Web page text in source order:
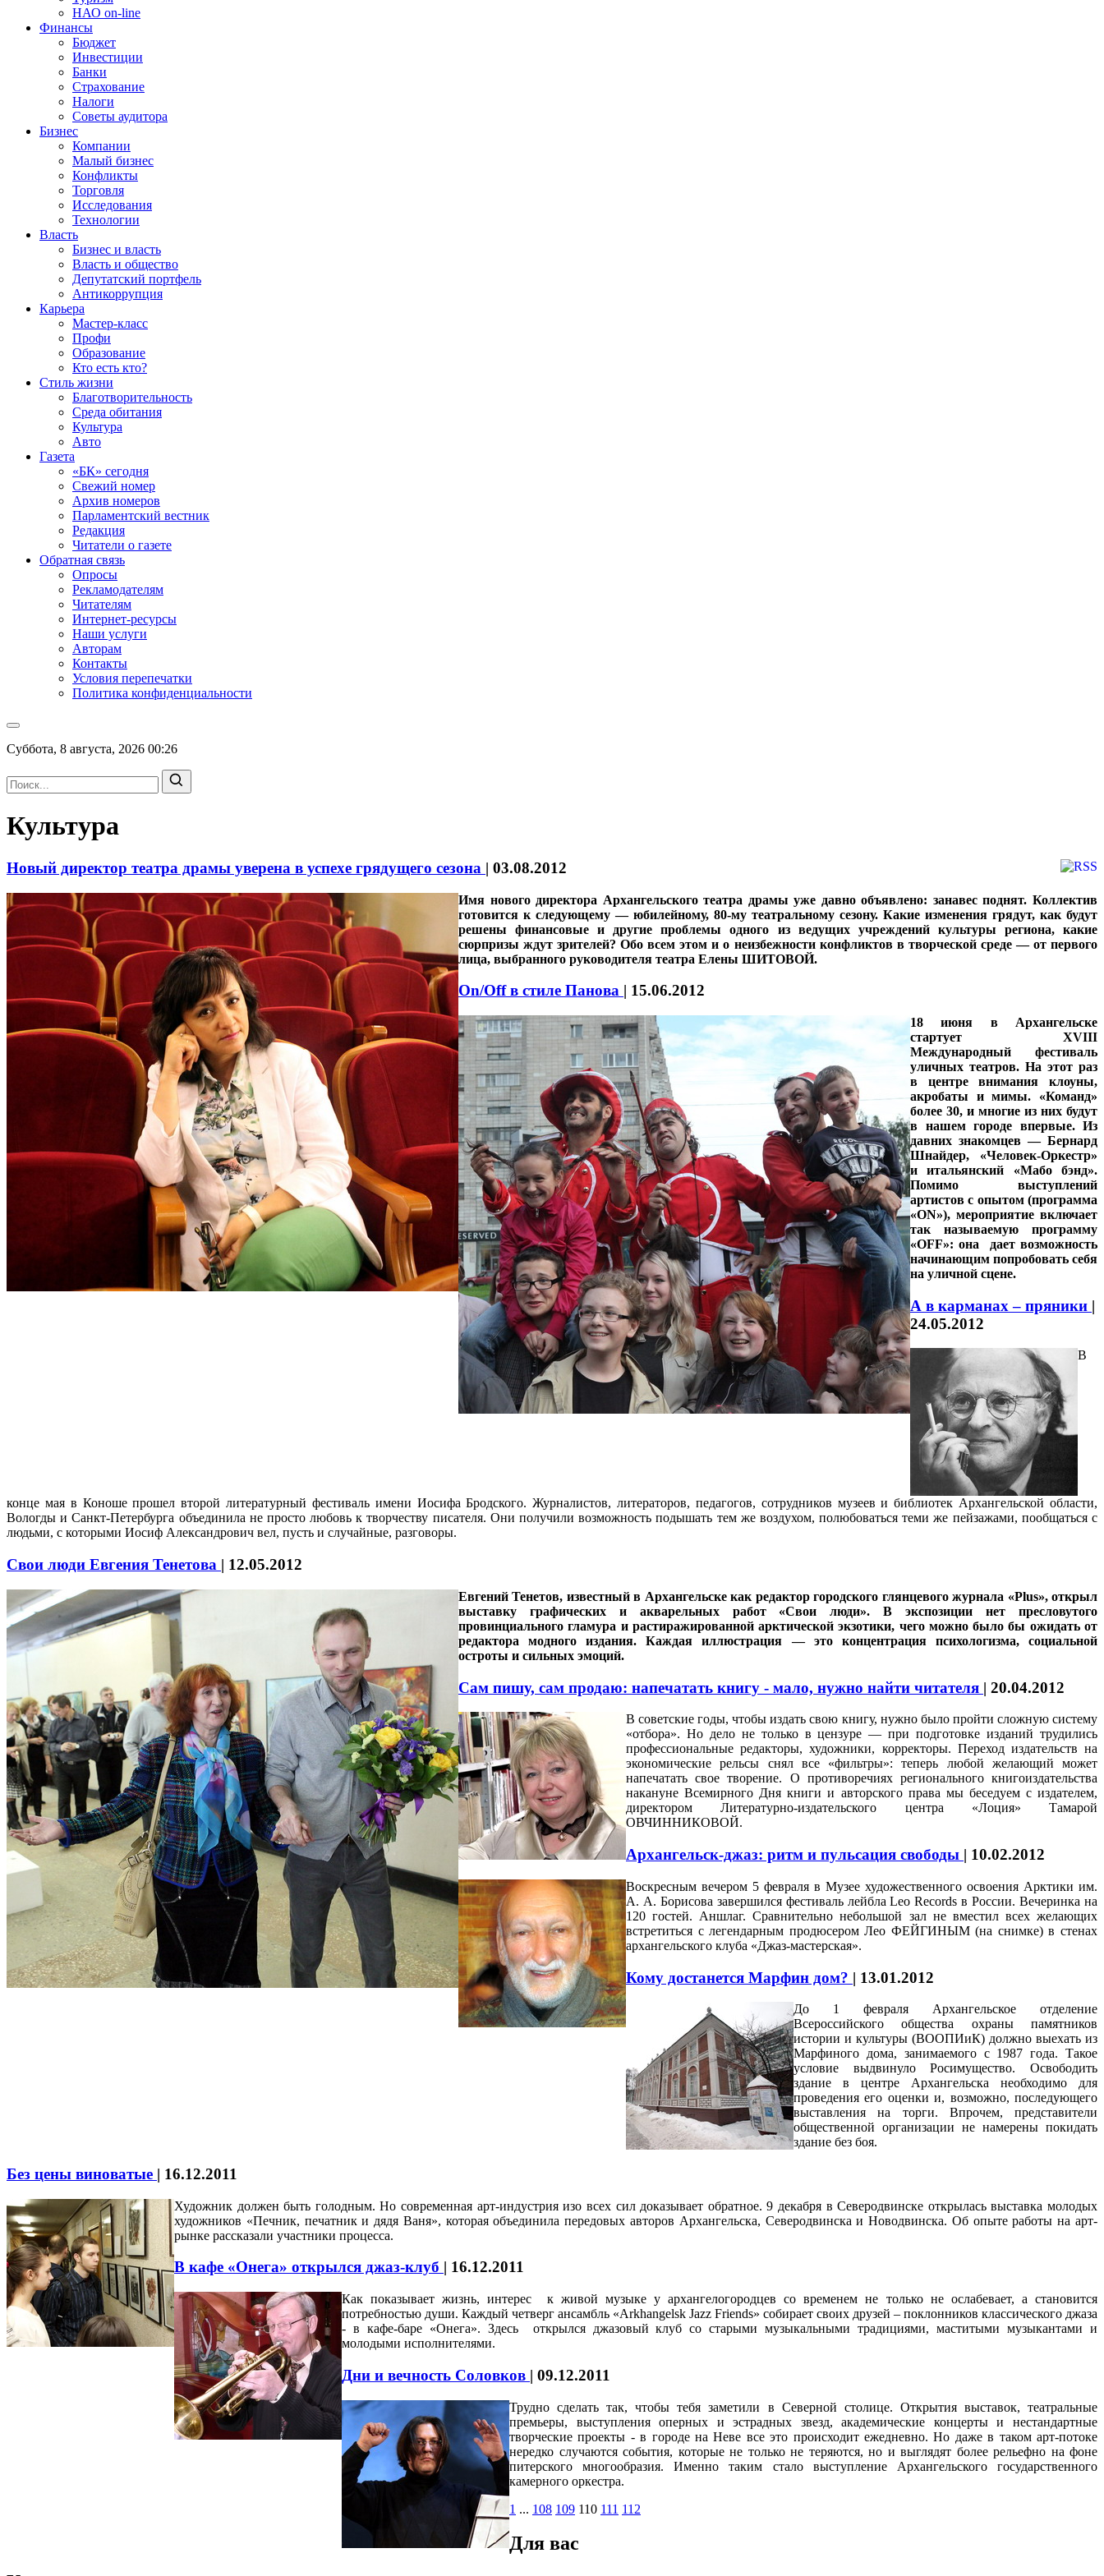
НАО on-line
Финансы
Бюджет
Инвестиции
Банки
Страхование
Налоги
Советы аудитора
Бизнес
Компании
Малый бизнес
Конфликты
Торговля
Исследования
Технологии
Власть
Бизнес и власть
Власть и общество
Депутатский портфель
Антикоррупция
Карьера
Мастер-класс
Профи
Образование
Кто есть кто?
Стиль жизни
Благотворительность
Среда обитания
Культура
Авто
Газета
«БК» сегодня
Свежий номер
Архив номеров
Парламентский вестник
Редакция
Читатели о газете
Обратная связь
Опросы
Рекламодателям
Читателям
Интернет-ресурсы
Наши услуги
Авторам
Контакты
Условия перепечатки
Политика конфиденциальности
Суббота, 8 августа, 2026 00:26
Культура
Новый директор театра драмы уверена в успехе грядущего сезона | 03.08.2012
Имя нового директора Архангельского театра драмы уже давно объявлено: занавес поднят. Коллектив
готовится к следующему — юбилейному, 80-му театральному сезону. Какие изменения грядут, как будут
решены финансовые и другие проблемы одного из ведущих учреждений культуры региона, какие
сюрпризы ждут зрителей? Обо всем этом и о неизбежности конфликтов в творческой среде — от первого
лица, выбранного руководителя театра Елены ШИТОВОЙ.
On/Off в стиле Панова | 15.06.2012
18 июня в Архангельске
стартует XVIII
Международный фестиваль
уличных театров. На этот раз
в центре внимания клоуны,
акробаты и мимы. «Команд»
более 30, и многие из них будут
в нашем городе впервые. Из
давних знакомцев — Бернард
Шнайдер, «Человек-Оркестр»
и итальянский «Мабо бэнд».
Помимо выступлений
артистов с опытом (программа
«ON»), мероприятие включает
так называемую программу
«OFF»: она дает возможность
начинающим попробовать себя
на уличной сцене.
А в карманах – пряники |
24.05.2012
В
конце мая в Коноше прошел второй литературный фестиваль имени Иосифа Бродского. Журналистов, литераторов, педагогов, сотрудников музеев и библиотек Архангельской области,
Вологды и Санкт-Петербурга объединила не просто любовь к творчеству писателя. Они получили возможность подышать тем же воздухом, полюбоваться теми же пейзажами, пообщаться с
людьми, с которыми Иосиф Александрович вел, пусть и случайные, разговоры.
Свои люди Евгения Тенетова | 12.05.2012
Евгений Тенетов, известный в Архангельске как редактор городского глянцевого журнала «Plus», открыл
выставку графических и акварельных работ «Свои люди». В экспозиции нет пресловутого
провинциального гламура и растиражированной арктической экзотики, чего можно было бы ожидать от
редактора модного издания. Каждая иллюстрация — это концентрация психологизма, социальной
остроты и сильных эмоций.
Сам пишу, сам продаю: напечатать книгу - мало, нужно найти читателя | 20.04.2012
В советские годы, чтобы издать свою книгу, нужно было пройти сложную систему
«отбора». Но дело не только в цензуре — при подготовке изданий трудились
профессиональные редакторы, художники, корректоры. Переход издательств на
экономические рельсы снял все «фильтры»: теперь любой желающий может
напечатать свое творение. О противоречиях регионального книгоиздательства
накануне Всемирного Дня книги и авторского права мы беседуем с издателем,
директором Литературно-издательского центра «Лоция» Тамарой
ОВЧИННИКОВОЙ.
Архангельск-джаз: ритм и пульсация свободы | 10.02.2012
Воскресным вечером 5 февраля в Музее художественного освоения Арктики им.
А. А. Борисова завершился фестиваль лейбла Leo Records в России. Вечеринка на
120 гостей. Аншлаг. Сравнительно небольшой зал не вместил всех желающих
встретиться с легендарным продюсером Лео ФЕЙГИНЫМ (на снимке) в стенах
архангельского клуба «Джаз-мастерская».
Кому достанется Марфин дом? | 13.01.2012
До 1 февраля Архангельское отделение
Всероссийского общества охраны памятников
истории и культуры (ВООПИиК) должно выехать из
Марфиного дома, занимаемого с 1987 года. Такое
условие выдвинуло Росимущество. Освободить
здание в центре Архангельска необходимо для
проведения его оценки и, возможно, последующего
выставления на торги. Впрочем, представители
общественной организации не намерены покидать
здание без боя.
Без цены виноватые | 16.12.2011
Художник должен быть голодным. Но современная арт-индустрия изо всех сил доказывает обратное. 9 декабря в Северодвинске открылась выставка молодых
художников «Печник, печатник и дядя Ваня», которая объединила передовых авторов Архангельска, Северодвинска и Новодвинска. Об опыте работы на арт-
рынке рассказали участники процесса.
В кафе «Онега» открылся джаз-клуб | 16.12.2011
Как показывает жизнь, интерес к живой музыке у архангелогородцев со временем не только не ослабевает, а становится
потребностью души. Каждый четверг ансамбль «Arkhangelsk Jazz Friends» собирает своих друзей – поклонников классического джаза
- в кафе-баре «Онега». Здесь открылся джазовый клуб со старыми музыкальными традициями, маститыми музыкантами и
молодыми исполнителями.
Дни и вечность Соловков | 09.12.2011
Трудно сделать так, чтобы тебя заметили в Северной столице. Открытия выставок, театральные
премьеры, выступления оперных и эстрадных звезд, академические концерты и нестандартные
творческие проекты - в городе на Неве все это происходит ежедневно. Но даже в таком арт-потоке
нередко случаются события, которые не только не теряются, но и выглядят более рельефно на фоне
питерского многообразия. Именно таким стало выступление Архангельского государственного
камерного оркестра.
1 ... 108 109 110 111 112
Для вас